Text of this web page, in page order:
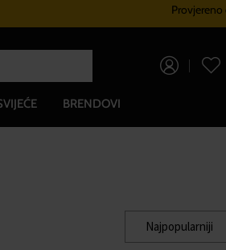
Sustav vjernostiProvjereno
BRENDOVI
Najpopularniji